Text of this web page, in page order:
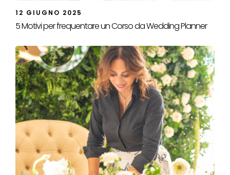
12 GIUGNO 2025
5 Motivi per frequentare un Corso da Wedding Planner